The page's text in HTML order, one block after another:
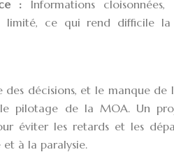
: Informations
limité, ce qui rend difficile
des décisions, et le manque
pilotage de la MOA. Un
éviter les retards et les
à la paralysie.